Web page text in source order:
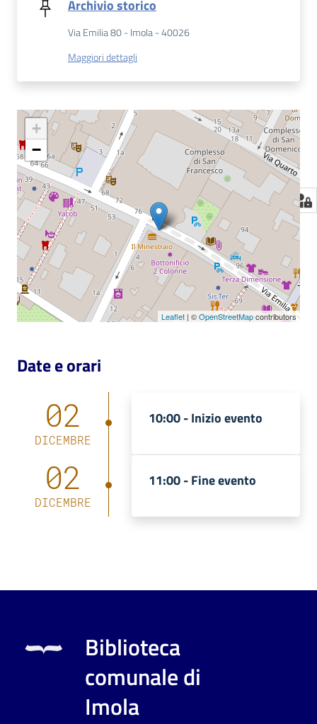
Archivio storico
Via Emilia 80 - Imola - 40026
Maggiori dettagli
+
−
Leaflet | ©OpenStreetMapcontributors
Date e orari
02
DICEMBRE
10:00 -Inizio evento
02
DICEMBRE
11:00 -Fine evento
Biblioteca
comunale di
Imola